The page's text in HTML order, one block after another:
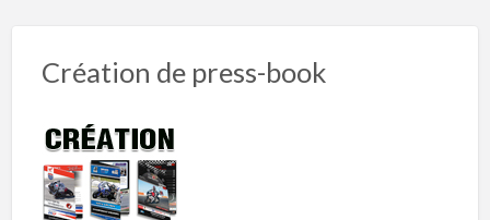
Création de press-book